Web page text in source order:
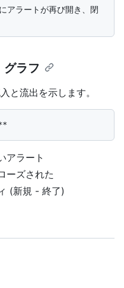
グラフ
と流出を示します。
アラート
ーズされた
(新規 - 終了)